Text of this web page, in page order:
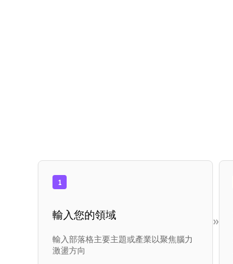
1
輸入您的領域
輸入部落格主要主題或產業以聚焦腦力
激盪方向
»